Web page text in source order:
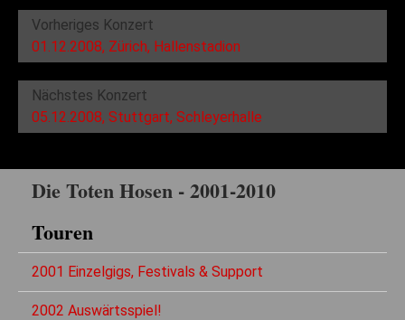
Vorheriges Konzert
01.12.2008, Zürich, Hallenstadion
Nächstes Konzert
05.12.2008, Stuttgart, Schleyerhalle
Die Toten Hosen - 2001-2010
Touren
2001 Einzelgigs, Festivals & Support
2002 Auswärtsspiel!